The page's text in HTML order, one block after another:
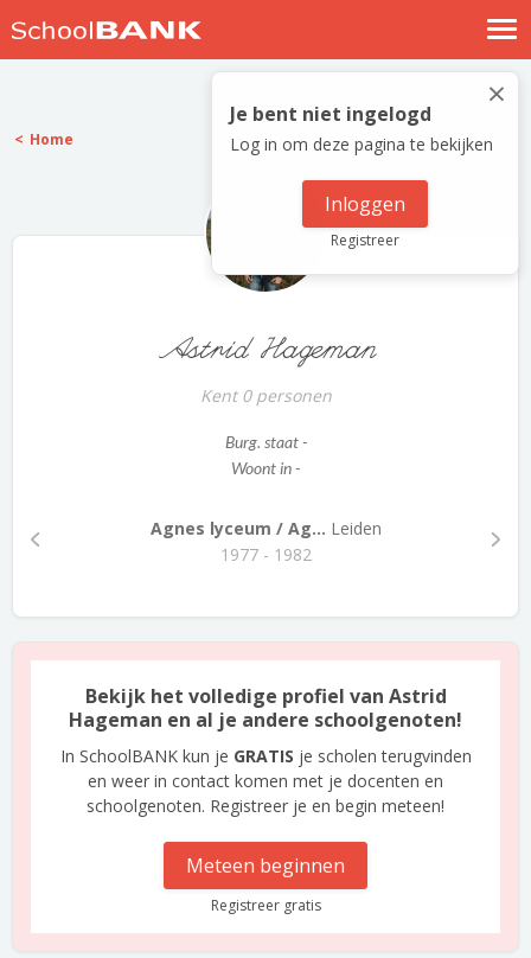
Nostalgische verhalen
Log in
Meld je gratis aan
×
Je bent niet ingelogd
Log in om deze pagina te bekijken
Inloggen
Registreer
Home
Astrid Hageman
Kent 0 personen
Burg. staat -
Woont in -
Agnes lyceum / Ag... Leiden
1977 - 1982
Bekijk het volledige profiel van Astrid
Hageman en al je andere schoolgenoten!
In SchoolBANK kun je GRATIS je scholen terugvinden
en weer in contact komen met je docenten en
schoolgenoten. Registreer je en begin meteen!
Meteen beginnen
Registreer gratis